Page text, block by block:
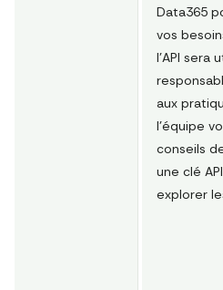
Data365
vos
l'API sera
aux
l'équipe
conseils
une clé
explorer